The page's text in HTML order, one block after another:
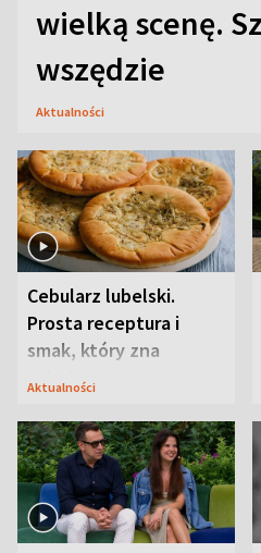
wielką scenę.
wszędzie
Aktualności
Cebularz lubelski.
Prosta receptura i
smak, który zna
Lubelszczyzna
Aktualności